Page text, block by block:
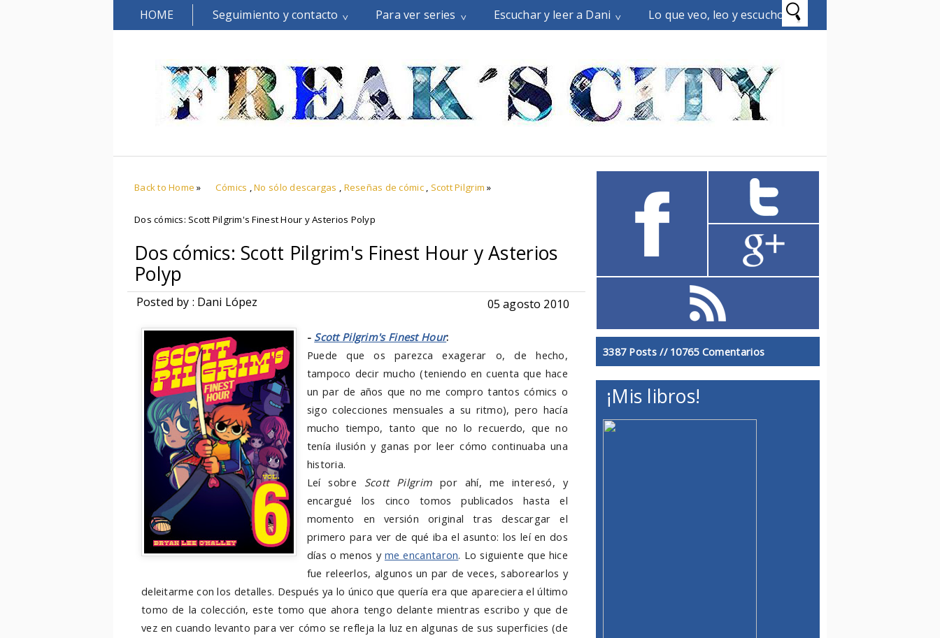
HOME Seguimiento y contacto Para ver series Escuchar y leer a Dani Lo que veo, leo y escucho
Back to Home » Cómics ,No sólo descargas , Reseñas de cómic, Scott Pilgrim »
Dos cómics: Scott Pilgrim's Finest Hour y Asterios Polyp
Dos cómics: Scott Pilgrim's Finest Hour y Asterios
Polyp
Posted by : Dani López 05 agosto 2010
- Scott Pilgrim's Finest Hour:
Puede que os parezca exagerar o, de hecho,
tampoco decir mucho (teniendo en cuenta que hace
un par de años que no me compro tantos cómics o
sigo colecciones mensuales a su ritmo), pero hacía
mucho tiempo, tanto que no lo recuerdo, que no
tenía ilusión y ganas por leer cómo continuaba una
historia.
Leí sobre Scott Pilgrim por ahí, me interesó, y
encargué los cinco tomos publicados hasta el
momento en versión original tras descargar el
primero para ver de qué iba el asunto: los leí en dos
días o menos y me encantaron. Lo siguiente que hice
fue releerlos, algunos un par de veces, saborearlos y
deleitarme con los detalles. Después ya lo único que quería era que apareciera el último
tomo de la colección, este tomo que ahora tengo delante mientras escribo y que de
vez en cuando levanto para ver cómo se refleja la luz en algunas de sus superficies (de
3387 Posts // 10765 Comentarios
¡Mis libros!